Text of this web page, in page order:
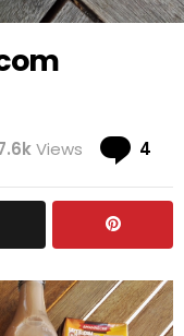
Views 4